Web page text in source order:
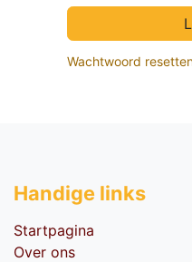
Wachtwoord
Handige li​nks
Startpagina
Over ons